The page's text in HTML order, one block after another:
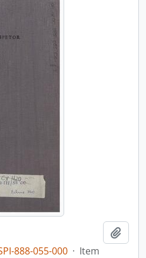
888-055-000 · Item